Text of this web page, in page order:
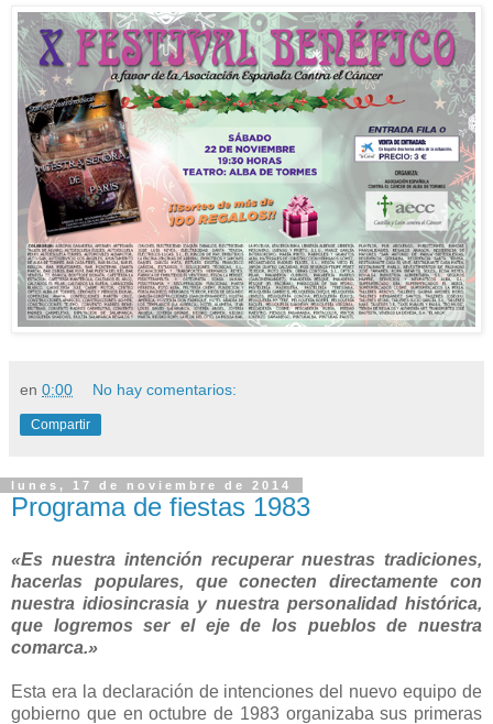
en 0:00 No hay comentarios:
Compartir
lunes, 17 de noviembre de 2014
Programa de fiestas 1983
«Es nuestra intención recuperar nuestras tradiciones,
hacerlas populares, que conecten directamente con
nuestra idiosincrasia y nuestra personalidad histórica,
que logremos ser el eje de los pueblos de nuestra
comarca.»
Esta era la declaración de intenciones del nuevo equipo de
gobierno que en octubre de 1983 organizaba sus primeras